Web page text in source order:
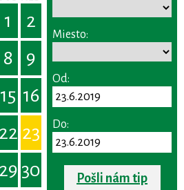
1
2
8
9
15 16
22 23
29 30
Miesto:
Od:
Do:
Pošli nám tip